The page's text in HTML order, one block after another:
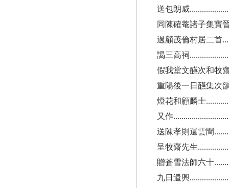
送包朗威
同陳確菴諸子集寶
過顧茂倫村居二首
謁三高祠
假我堂文醼次和牧
重陽後一日醼集次韻
燈花和顧麟士
又作
送陳孝則還雲間
呈牧齋先生
贈蒼雪法師六十
九日遣興